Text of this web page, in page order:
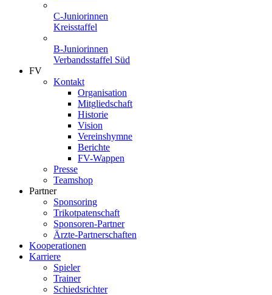
C-Juniorinnen
Kreisstaffel
B-Juniorinnen
Verbandsstaffel Süd
FV
Kontakt
Organisation
Mitgliedschaft
Historie
Vision
Vereinshymne
Berichte
FV-Wappen
Presse
Teamshop
Partner
Sponsoring
Trikotpatenschaft
Sponsoren-Partner
Ärzte-Partnerschaften
Kooperationen
Karriere
Spieler
Trainer
Schiedsrichter